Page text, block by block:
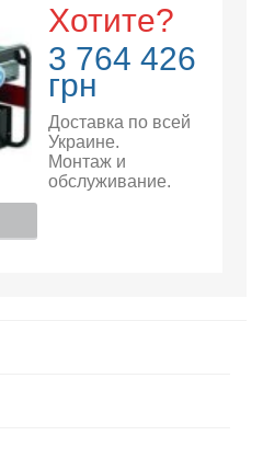
Хотите?
3 764 426
грн
Доставка по всей
Украине.
Монтаж и
обслуживание.